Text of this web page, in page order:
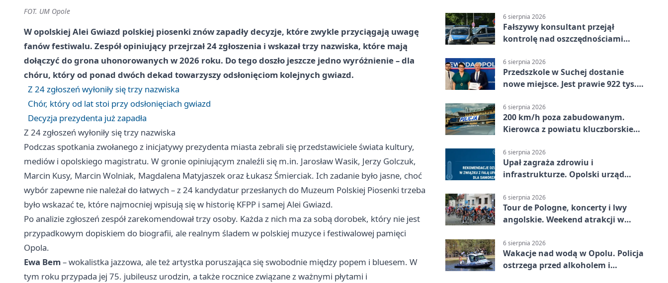
FOT. UM Opole
W opolskiej Alei Gwiazd polskiej piosenki znów zapadły decyzje, które zwykle przyciągają uwagę
fanów festiwalu. Zespół opiniujący przejrzał 24 zgłoszenia i wskazał trzy nazwiska, które mają
dołączyć do grona uhonorowanych w 2026 roku. Do tego doszło jeszcze jedno wyróżnienie – dla
chóru, który od ponad dwóch dekad towarzyszy odsłonięciom kolejnych gwiazd.
Z 24 zgłoszeń wyłoniły się trzy nazwiska
Chór, który od lat stoi przy odsłonięciach gwiazd
Decyzja prezydenta już zapadła
Z 24 zgłoszeń wyłoniły się trzy nazwiska
Podczas spotkania zwołanego z inicjatywy prezydenta miasta zebrali się przedstawiciele świata kultury,
mediów i opolskiego magistratu. W gronie opiniującym znaleźli się m.in. Jarosław Wasik, Jerzy Golczuk,
Marcin Kusy, Marcin Wolniak, Magdalena Matyjaszek oraz Łukasz Śmierciak. Ich zadanie było jasne, choć
wybór zapewne nie należał do łatwych – z 24 kandydatur przesłanych do Muzeum Polskiej Piosenki trzeba
było wskazać te, które najmocniej wpisują się w historię KFPP i samej Alei Gwiazd.
Po analizie zgłoszeń zespół zarekomendował trzy osoby. Każda z nich ma za sobą dorobek, który nie jest
przypadkowym dopiskiem do biografii, ale realnym śladem w polskiej muzyce i festiwalowej pamięci
Opola.
Ewa Bem– wokalistka jazzowa, ale też artystka poruszająca się swobodnie między popem i bluesem. W
tym roku przypada jej 75. jubileusz urodzin, a także rocznice związane z ważnymi płytami i
6 sierpnia 2026
Fałszywy konsultant przejął
kontrolę nad oszczędnościami
6 sierpnia 2026
Przedszkole w Suchej dostanie
nowe miejsce. Jest prawie 922 tys.
6 sierpnia 2026
200 km/h poza zabudowanym.
Kierowca z powiatu kluczborskiego
6 sierpnia 2026
Upał zagraża zdrowiu i
infrastrukturze. Opolski urząd
6 sierpnia 2026
Tour de Pologne, koncerty i lwy
angolskie. Weekend atrakcji w
6 sierpnia 2026
Wakacje nad wodą w Opolu. Policja
ostrzega przed alkoholem i